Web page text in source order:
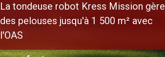
La tondeuse robot Kress Mission gère
des pelouses jusqu'à 1 500 m² avec
l'OAS